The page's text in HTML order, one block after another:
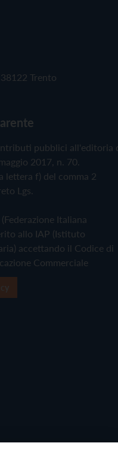
Trento
pubblici all'editoria
2017, n. 70.
lettera f) del comma 2
Lgs.
Italiana
allo IAP (Istituto
accettando il Codice di
Commerciale